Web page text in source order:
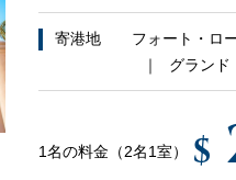
寄港地 フォート・ロ
グランド
1名の料金（2名1室） $